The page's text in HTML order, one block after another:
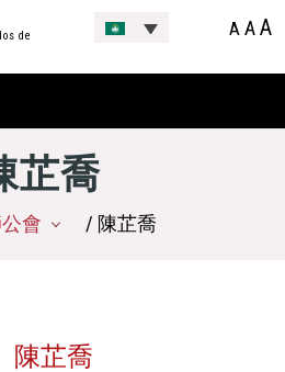
de
A AA
芷喬
會 / 陳芷喬
陳芷喬